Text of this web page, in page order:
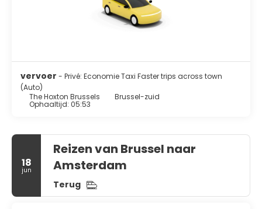
vervoer - Privé: Economie Taxi Faster trips across town
(Auto)
The Hoxton Brussels
Brussel-zuid
Ophaaltijd: 05:53
18
jun
Reizen van Brussel naar
Amsterdam
Terug